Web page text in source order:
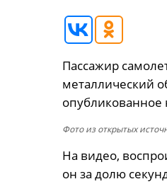
Пассажир
металлический
опубликованное
Фото из открытых
На видео,
он за долю